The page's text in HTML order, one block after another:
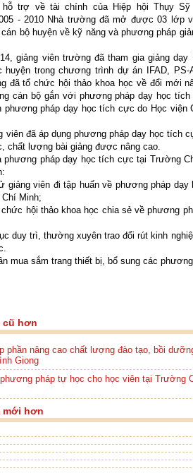
trợ về tài chính của Hiệp hội Thụy
- 2010 Nhà trường đã mở được 03 lớp
bộ huyện về kỹ năng và phương pháp
giảng viên trường đã tham gia giảng
huyện trong chương trình dự án IFAD, PS-
đã tổ chức hội thảo khoa học về đổi mới
cán bộ gắn với phương pháp dạy học
phương pháp dạy học tích cực do Học viện
viên đã áp dụng phương pháp dạy học tích
chất lượng bài giảng được nâng cao.
phương pháp dạy học tích cực tại Trường
giảng viên đi tập huấn về phương pháp
Minh;
hội thảo khoa học chia sẻ về phương
duy trì, thường xuyên trao đổi rút kinh
mua sắm trang thiết bị, bổ sung các
cũ hơn
phần nâng cao chất lượng đào tạo, bồi
Giong
pháp tự học cho học viên tại Trường
mới hơn